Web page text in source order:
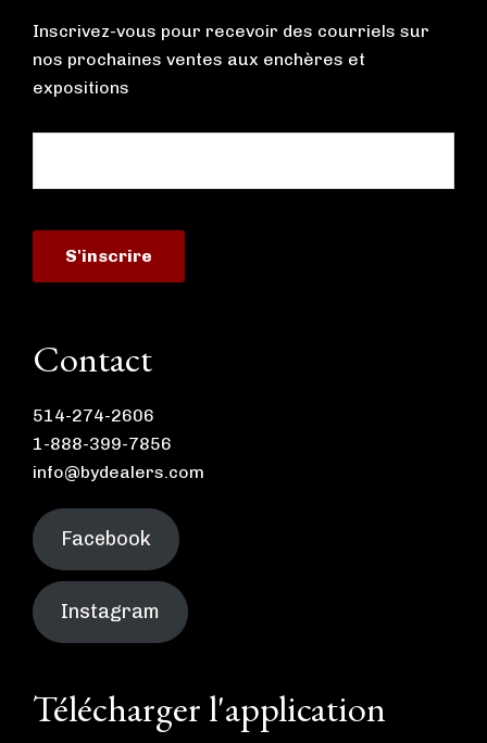
Inscrivez-vous pour recevoir des courriels sur
nos prochaines ventes aux enchères et
expositions
Contact
514-274-2606
1-888-399-7856
info@bydealers.com
Facebook
Instagram
Télécharger l'application